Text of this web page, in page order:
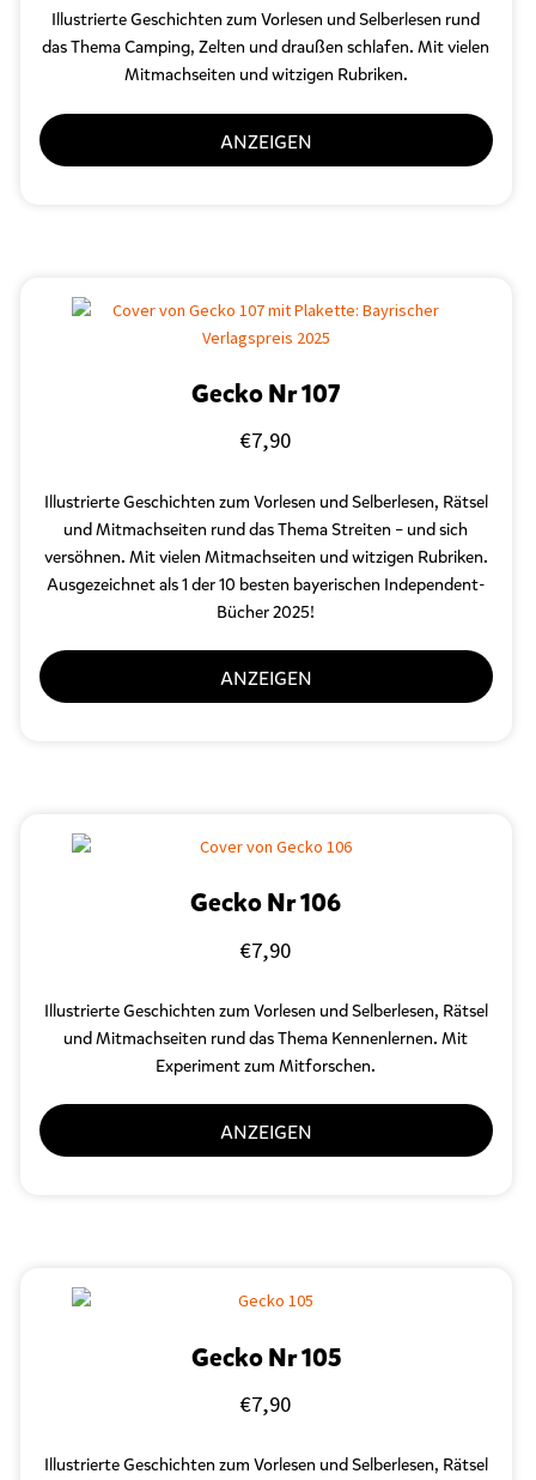
Illustrierte Geschichten zum Vorlesen und Selberlesen rund
das Thema Camping, Zelten und draußen schlafen. Mit vielen
Mitmachseiten und witzigen Rubriken.
ANZEIGEN
Gecko Nr 107
€7,90
Illustrierte Geschichten zum Vorlesen und Selberlesen, Rätsel
und Mitmachseiten rund das Thema Streiten – und sich
versöhnen. Mit vielen Mitmachseiten und witzigen Rubriken.
Ausgezeichnet als 1 der 10 besten bayerischen Independent-
Bücher 2025!
ANZEIGEN
Gecko Nr 106
€7,90
Illustrierte Geschichten zum Vorlesen und Selberlesen, Rätsel
und Mitmachseiten rund das Thema Kennenlernen. Mit
Experiment zum Mitforschen.
ANZEIGEN
Gecko Nr 105
€7,90
Illustrierte Geschichten zum Vorlesen und Selberlesen, Rätsel